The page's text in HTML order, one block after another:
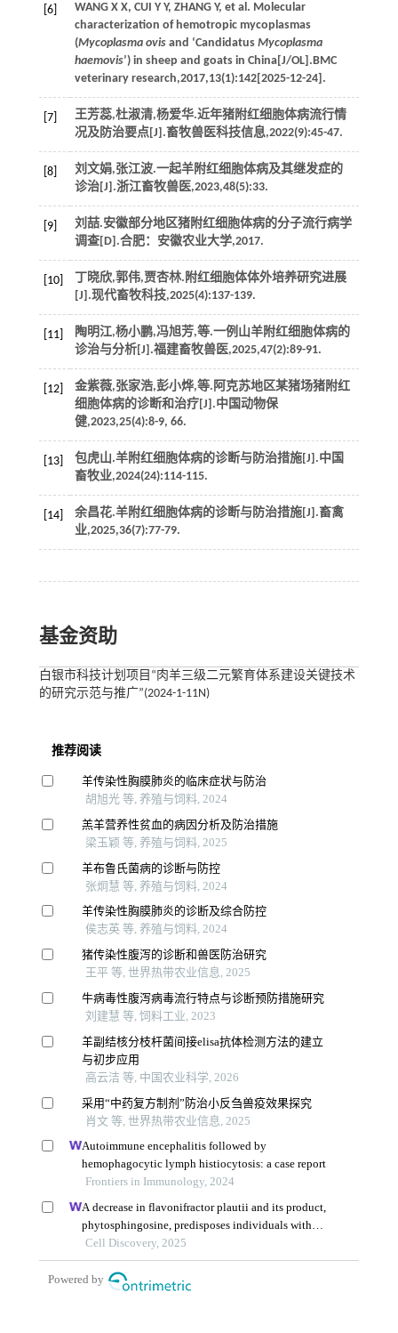
[6] WANG X X, CUI Y Y, ZHANG Y, et al. Molecular
characterization of hemotropic mycoplasmas
(Mycoplasma ovisand ‘Candidatus Mycoplasma
haemovis’) in sheep and goats in China[J/OL].BMC
veterinary research,2017,13(1):142[2025-12-24].
[7]
王芳蕊,杜淑清,杨爱华.近年猪附红细胞体病流行情
况及防治要点[J].畜牧兽医科技信息,2022(9):45-47.
[8]
刘文娟,张江波.一起羊附红细胞体病及其继发症的
诊治[J].浙江畜牧兽医,2023,48(5):33.
[9]
刘喆.安徽部分地区猪附红细胞体病的分子流行病学
调查[D].合肥：安徽农业大学,2017.
[10]
丁晓欣,郭伟,贾杏林.附红细胞体体外培养研究进展
[J].现代畜牧科技,2025(4):137-139.
[11] 陶明江,杨小鹏,冯旭芳,等.一例山羊附红细胞体病的
诊治与分析[J].福建畜牧兽医,2025,47(2):89-91.
[12] 金紫薇,张家浩,彭小烨,等.阿克苏地区某猪场猪附红
细胞体病的诊断和治疗[J].中国动物保
健,2023,25(4):8-9, 66.
[13] 包虎山.羊附红细胞体病的诊断与防治措施[J].中国
畜牧业,2024(24):114-115.
[14] 余昌花.羊附红细胞体病的诊断与防治措施[J].畜禽
业,2025,36(7):77-79.
基金资助
白银市科技计划项目“肉羊三级二元繁育体系建设关键技术
的研究示范与推广”(2024-1-11N)